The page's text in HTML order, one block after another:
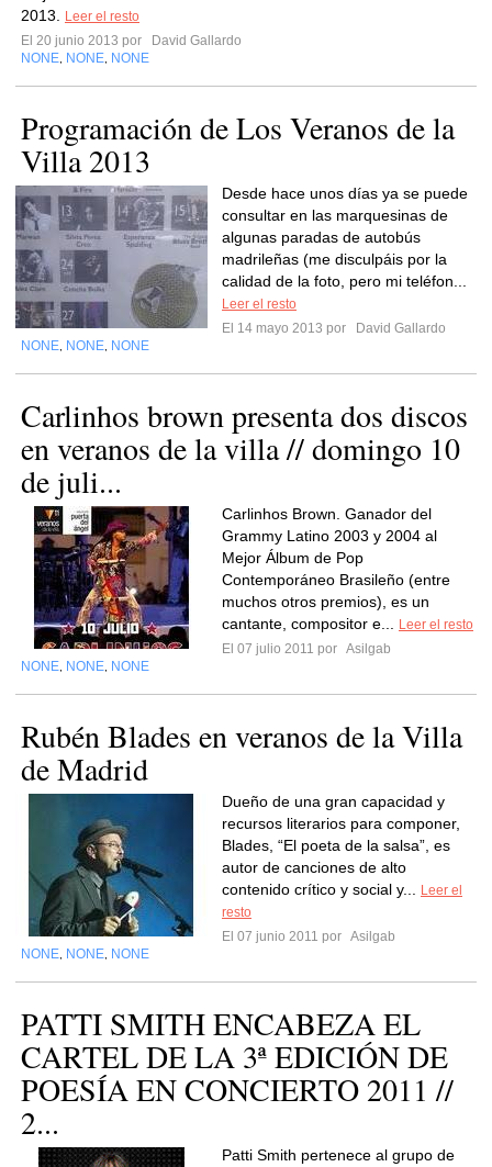
2013.
Leer el resto
El 20 junio 2013 por
David Gallardo
NONE NONE NONE
Programación de Los Veranos de la
Villa 2013
Desde hace unos días ya se puede
consultar en las marquesinas de
algunas paradas de autobús
madrileñas (me disculpáis por la
calidad de la foto, pero mi teléfon...
Leer el resto
El 14 mayo 2013 por
David Gallardo
NONE NONE NONE
Carlinhos brown presenta dos discos
en veranos de la villa // domingo 10
de juli...
Carlinhos Brown. Ganador del
Grammy Latino 2003 y 2004 al
Mejor Álbum de Pop
Contemporáneo Brasileño (entre
muchos otros premios), es un
cantante, compositor e...
Leer el resto
El 07 julio 2011 por Asilgab
NONE NONE NONE
Rubén Blades en veranos de la Villa
de Madrid
Dueño de una gran capacidad y
recursos literarios para componer,
Blades, “El poeta de la salsa”, es
autor de canciones de alto
contenido crítico y social y...
Leer el
resto
El 07 junio 2011 por Asilgab
NONE NONE NONE
PATTI SMITH ENCABEZA EL
CARTEL DE LA 3ª EDICIÓN DE
POESÍA EN CONCIERTO 2011 //
2...
Patti Smith pertenece al grupo de